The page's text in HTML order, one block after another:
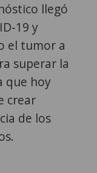
llegó
19 y
el tumor a
superar la
que hoy
crear
de los